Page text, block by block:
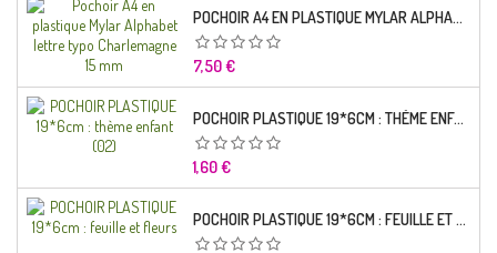
POCHOIR A4 EN PLASTIQUE MYLAR ALPHABET LETTRE TYPO CHARLEMAGNE
Prix
7,50 €
POCHOIR PLASTIQUE 19*6CM : THÈME ENFANT (02)
Prix
1,60 €
POCHOIR PLASTIQUE 19*6CM : FEUILLE ET FLEURS